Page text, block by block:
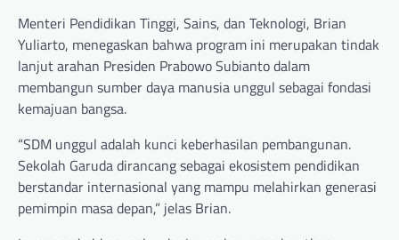
Menteri Pendidikan Tinggi, Sains, dan Teknologi, Brian
Yuliarto, menegaskan bahwa program ini merupakan tindak
lanjut arahan Presiden Prabowo Subianto dalam
membangun sumber daya manusia unggul sebagai fondasi
kemajuan bangsa.
“SDM unggul adalah kunci keberhasilan pembangunan.
Sekolah Garuda dirancang sebagai ekosistem pendidikan
berstandar internasional yang mampu melahirkan generasi
pemimpin masa depan,” jelas Brian.